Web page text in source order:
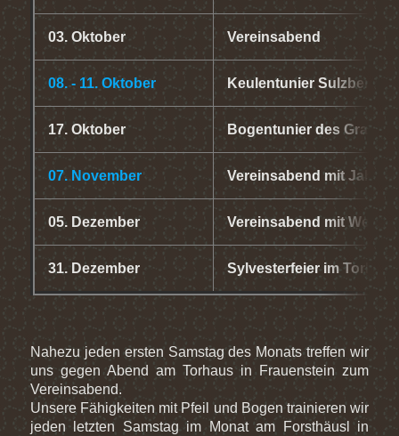
03. Oktober Vereinsabend
08. - 11. Oktober Keulentunier Sulzberg,
17. Oktober Bogentunier des Grafen
07. November Vereinsabend mit
05. Dezember Vereinsabend mit
31. Dezember Sylvesterfeier im Torhaus
Nahezu jeden ersten Samstag des Monats treffen wir
uns gegen Abend am Torhaus in Frauenstein zum
Vereinsabend.
Unsere Fähigkeiten mit Pfeil und Bogen trainieren wir
jeden letzten Samstag im Monat am Forsthäusl in